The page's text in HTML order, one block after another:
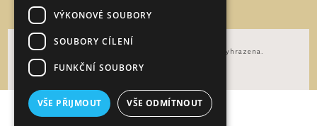
Copyright © 2026 ArrediItalia. Všechna práva vyhrazena.
Powered by
VÝKONOVÉ SOUBORY
SOUBORY CÍLENÍ
FUNKČNÍ SOUBORY
VŠE PŘIJMOUT VŠE ODMÍTNOUT